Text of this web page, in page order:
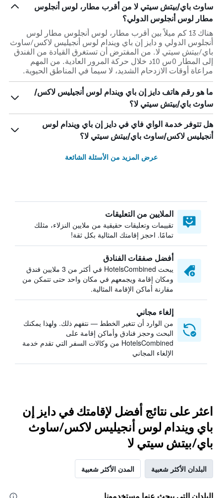
ساوث باي/بيتش سيتي لا من أقرب مطار، لوس أنجلوس
مطار لوس أنجلوس الدولي؟
هناك 13 كم ميلاً بين أقرب مطار، لوس أنجلوس مطار لوس
أنجلوس الدولي و دايز إن باي ويندام لوس أنجيليس لاكس/ساوث
باي/بيتش سيتي لا. من المفترض أن تستغرق القيادة من الفندق
إلى المطار 0س 10د خلال حركة المرور العادية. من المهم
مراعاة أوقات الازدحام الشديد، لا سيما في المناطق الحيوية.
ما هو رقم هاتف دايز إن باي ويندام لوس أنجيليس لاكس/
ساوث باي/بيتش سيتي لا؟
هل تتوفر خدمة الواي فاي في دايز إن باي ويندام لوس
أنجيليس لاكس/ساوث باي/بيتش سيتي لا؟
عرض المزيد من الأسئلة الشائعة
الملايين من التعليقات
تقييمات وتعليقات حقيقية من ملايين النزلاء، مثلك
تمامًا. احجز إقامتك المثالية بكل ثقة!
أفضل صفقات الفنادق
يبحث HotelsCombined في أكثر من 3 ملايين فندق
ومكان إقامة ويجمعهم في مكان واحد حتى تتمكن من
مقارنة أماكن الإقامة المثالية.
إلغاء مجاني
من الوارد أن تتغير الخطط — نتفهم ذلك. ولهذا يمكنك
البحث وحجز فنادق وأماكن إقامة على
HotelsCombined من وكالات السفر التي تقدم خدمة
الإلغاء المجاني
اعثر على نتائج أفضل لإقامتك في دايز إن
باي ويندام لوس أنجيليس لاكس/ساوث
باي/بيتش سيتي لا
البلدان الأكثر شعبية المدن الأكثر شعبية
البلدان التي يبحث عنها مستخدمونا